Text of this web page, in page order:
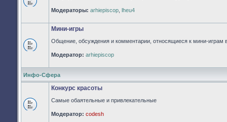
Нет
непрочитанных
Модераторы: arhiepiscop lheu4
Нет
непрочитанных
Мини-игры
Общение, обсуждения и комментарии, относящиеся к мини-играм
Модератор: arhiepiscop
Инфо-Сфера
Нет
непрочитанных
Конкурс красоты
Самые обаятельные и привлекательные
Модератор: codesh